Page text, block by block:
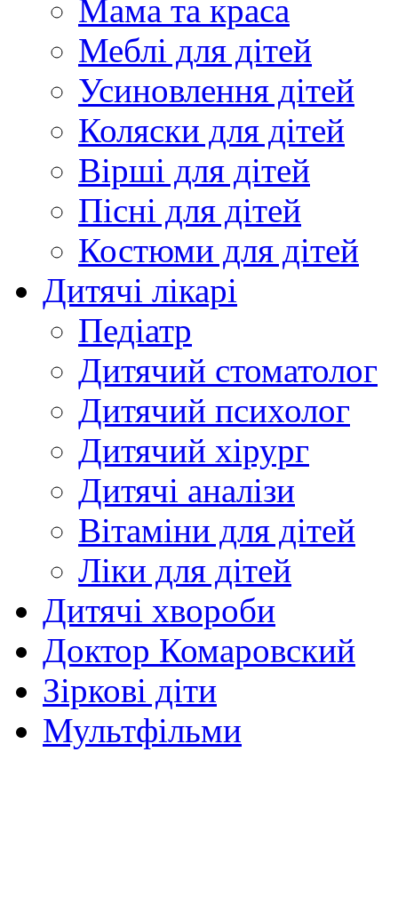
Мама та краса
Меблі для дітей
Усиновлення дітей
Коляски для дітей
Вірші для дітей
Пісні для дітей
Костюми для дітей
Дитячі лікарі
Педіатр
Дитячий стоматолог
Дитячий психолог
Дитячий хірург
Дитячі аналізи
Вітаміни для дітей
Ліки для дітей
Дитячі хвороби
Доктор Комаровский
Зіркові діти
Мультфільми